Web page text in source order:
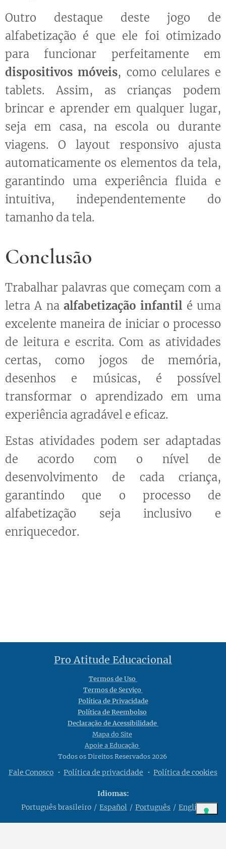
Outro destaque deste jogo de
alfabetização é que ele foi otimizado
para funcionar perfeitamente em
dispositivos móveis, como celulares e
tablets. Assim, as crianças podem
brincar e aprender em qualquer lugar,
seja em casa, na escola ou durante
viagens. O layout responsivo ajusta
automaticamente os elementos da tela,
garantindo uma experiência fluida e
intuitiva, independentemente do
tamanho da tela.
Conclusão
Trabalhar palavras que começam com a
letra A na alfabetização infantil é uma
excelente maneira de iniciar o processo
de leitura e escrita. Com as atividades
certas, como jogos de memória,
desenhos e músicas, é possível
transformar o aprendizado em uma
experiência agradável e eficaz.
Estas atividades podem ser adaptadas
de acordo com o nível de
desenvolvimento de cada criança,
garantindo que o processo de
alfabetização seja inclusivo e
enriquecedor.
Pro Atitude Educacional
Termos de Uso
Termos de Serviço
Política de Privacidade
Política de Reembolso
Declaração de Acessibilidade
Mapa do Site
Apoie a Educação
Todos os Direitos Reservados 2026
Fale Conosco Política de privacidade Política de cookies
Idiomas
Português brasileiro
Español Português English